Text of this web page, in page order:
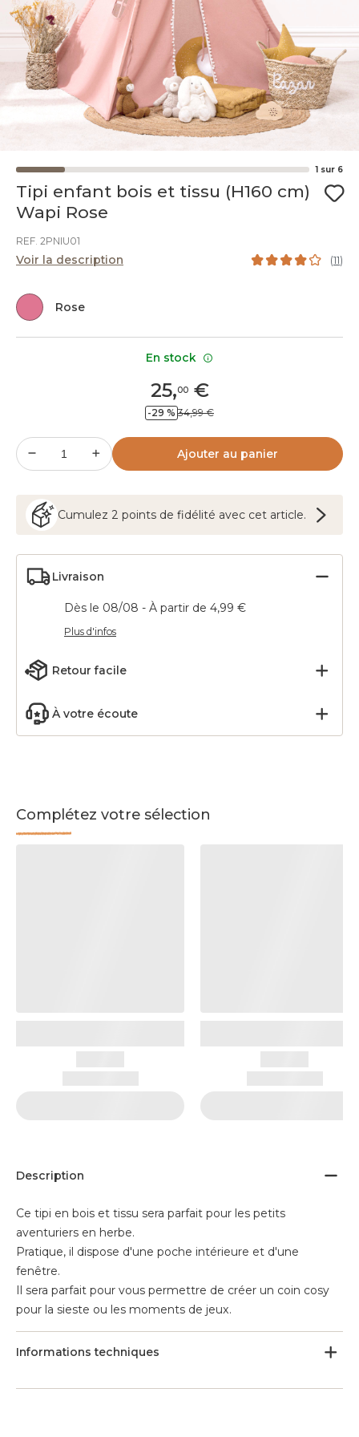
1 sur 6
Tipi enfant bois et tissu (H160 cm)
Wapi Rose
REF. 2PNIU01
Voir la description (11)
Rose
25,00€
-29 % 34,99 €
Ajouter au panier
Cumulez 2 points de fidélité avec cet article.
Livraison
Dès le 08/08 - À partir de 4,99 €
Plus d'infos
Retour facile
À votre écoute
Complétez votre sélection
Description
Ce tipi en bois et tissu sera parfait pour les petits
aventuriers en herbe.
Pratique, il dispose d'une poche intérieure et d'une
fenêtre.
Il sera parfait pour vous permettre de créer un coin cosy
pour la sieste ou les moments de jeux.
Informations techniques